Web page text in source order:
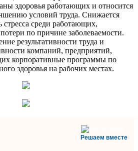
здоровья работающих и относится
условий труда. Снижается
стресса среди работающих,
по причине заболеваемости.
результативности труда и
компаний, предприятий,
корпоративные программы по
здоровья на рабочих местах.
Решаем вместе